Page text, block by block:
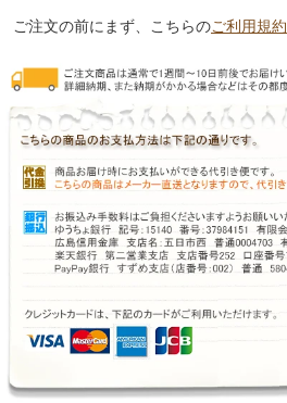
ご注文の前にまず、こちらのご利用規約